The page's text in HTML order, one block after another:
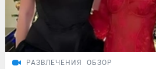
РАЗВЛЕЧЕНИЯ ОБЗОР